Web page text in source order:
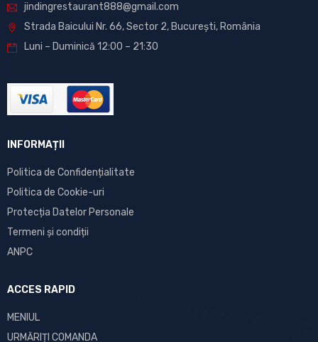
jindingrestaurant888@gmail.com
Strada Baicului Nr. 66, Sector 2, București, România
Luni – Duminică 12:00 – 21:30
INFORMAȚII
Politica de Confidențialitate
Politica de Cookie-uri
Protecția Datelor Personale
Termeni și condiții
ANPC
ACCES RAPID
MENIUL
URMĂRIȚI COMANDA